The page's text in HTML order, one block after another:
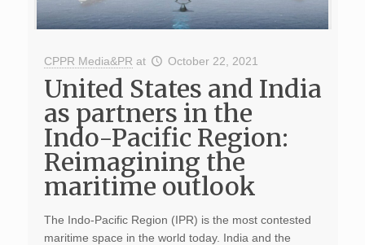
CPPR Media&PR at October 22, 2021
United States and India
as partners in the
Indo-Pacific Region:
Reimagining the
maritime outlook
The Indo-Pacific Region (IPR) is the most contested
maritime space in the world today. India and the